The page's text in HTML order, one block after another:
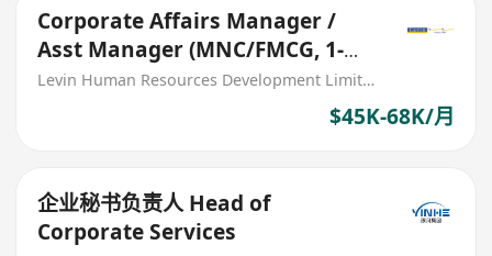
Corporate Affairs Manager /
Asst Manager (MNC/FMCG, 1-
year renewable contract)
Levin Human Resources Development Limited
$45K-68K/月
企业秘书负责人 Head of
Corporate Services